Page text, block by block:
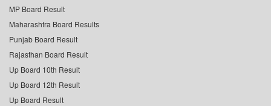
MP Board Result
Maharashtra Board Results
Punjab Board Result
Rajasthan Board Result
Up Board 10th Result
Up Board 12th Result
Up Board Result